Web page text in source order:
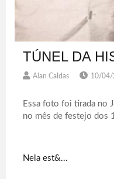
TÚNEL DA
Alan Caldas 10/04/
Essa foto foi tirada no
no mês de festejo dos
Nela est&...